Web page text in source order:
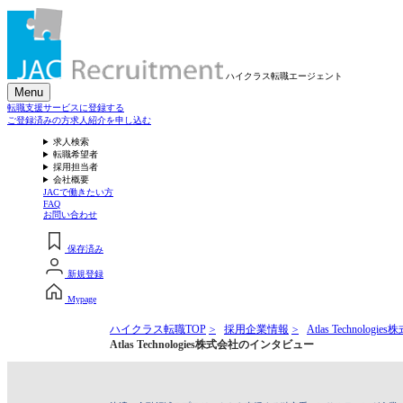
ハイクラス転職エージェント
Menu
転職支援サービスに登録する
ご登録済みの方求人紹介を申し込む
求人検索
転職希望者
採用担当者
会社概要
JACで働きたい方
FAQ
お問い合わせ
保存済み
新規登録
Mypage
ハイクラス転職TOP 採用企業情報
Atlas Technologies株
Atlas Technologies株式会社のインタビュー